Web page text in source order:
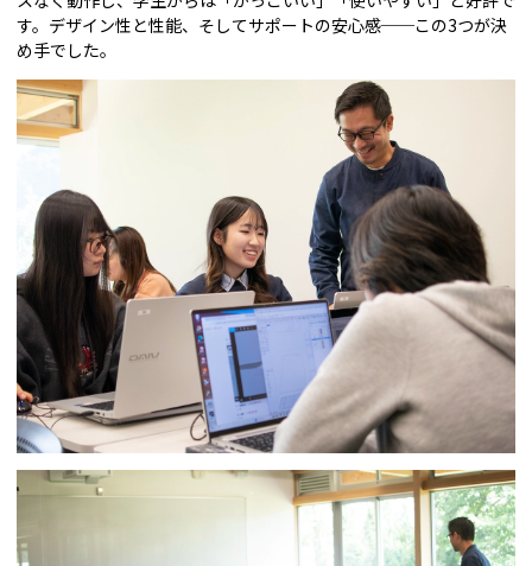
す。デザイン性と性能、そしてサポートの安心感──この3つが決
め手でした。